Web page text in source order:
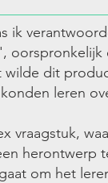
ik
oorspronkelijk
wilde dit
leren
vraagstuk,
herontwerp
om het